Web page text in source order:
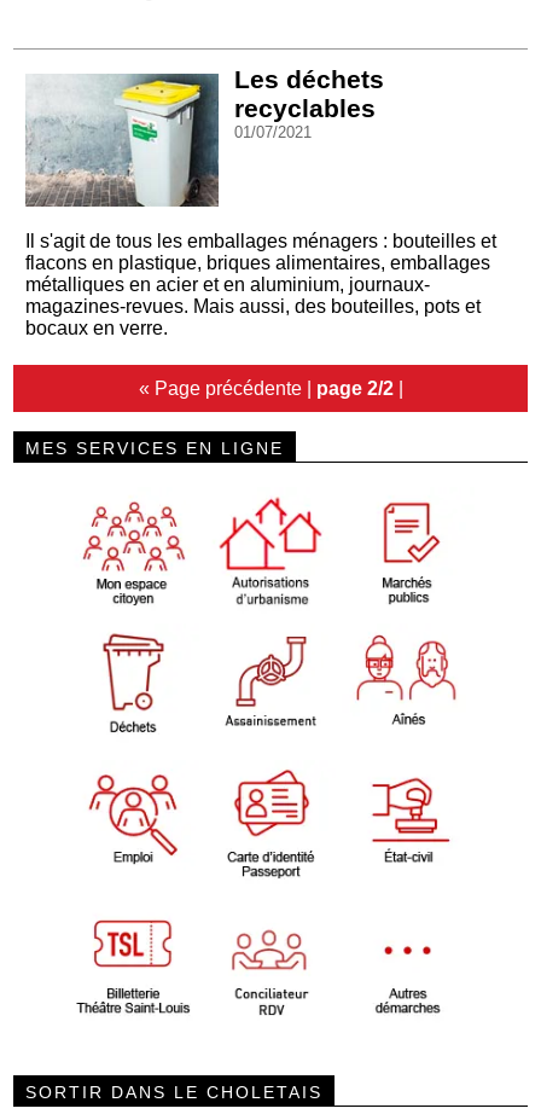
Les déchets
recyclables
01/07/2021
Il s'agit de tous les emballages ménagers : bouteilles et
flacons en plastique, briques alimentaires, emballages
métalliques en acier et en aluminium, journaux-
magazines-revues. Mais aussi, des bouteilles, pots et
bocaux en verre.
« Page précédente| page 2/2|
MES SERVICES EN LIGNE
SORTIR DANS LE CHOLETAIS